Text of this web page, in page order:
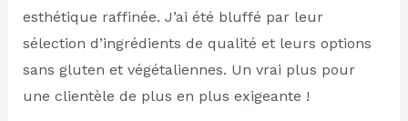
esthétique raffinée. J’ai été bluffé par leur
sélection d’ingrédients de qualité et leurs options
sans gluten et végétaliennes. Un vrai plus pour
une clientèle de plus en plus exigeante !